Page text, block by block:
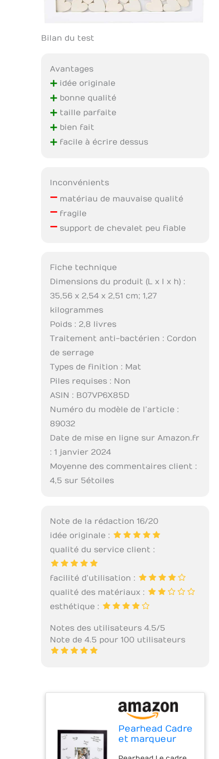
Bilan du test
Avantages
+idée originale
+bonne qualité
+taille parfaite
+bien fait
+facile à écrire dessus
Inconvénients
–matériau de mauvaise qualité
–fragile
–support de chevalet peu fiable
Fiche technique
Dimensions du produit (L x l x h) :
35,56 x 2,54 x 2,51 cm; 1,27
kilogrammes
Poids : 2,8 livres
Traitement anti-bactérien : Cordon
de serrage
Types de finition : Mat
Piles requises : Non
ASIN : B07VP6X85D
Numéro du modèle de l’article :
89032
Date de mise en ligne sur Amazon.fr
: 1 janvier 2024
Moyenne des commentaires client :
4,5 sur 5 étoiles
Note de la rédaction 16/20
idée originale :
qualité du service client :
facilité d’utilisation :
qualité des matériaux :
esthétique :
Notes des utilisateurs 4.5/5
Note de 4.5 pour 100 utilisateurs
Pearhead Cadre
et marqueur